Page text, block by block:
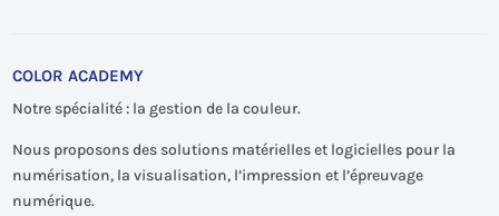
COLOR ACADEMY
Notre spécialité : la gestion de la couleur.
Nous proposons des solutions matérielles et logicielles pour la
numérisation, la visualisation, l’impression et l’épreuvage
numérique.